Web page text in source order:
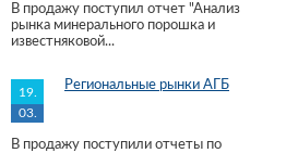
В продажу поступил отчет "Анализ
рынка минерального порошка и
известняковой...
19.
03.
Региональные рынки АГБ
В продажу поступили отчеты по